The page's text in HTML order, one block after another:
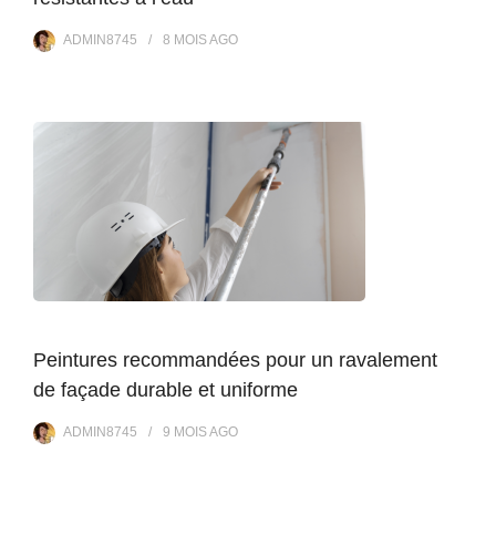
ADMIN8745 8 MOISAGO
Peintures recommandées pour un ravalement
de façade durable et uniforme
ADMIN8745 9 MOISAGO